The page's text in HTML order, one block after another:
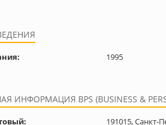
1995
ИНФОРМАЦИЯ BPS (BUSINESS &
191015, Санкт-